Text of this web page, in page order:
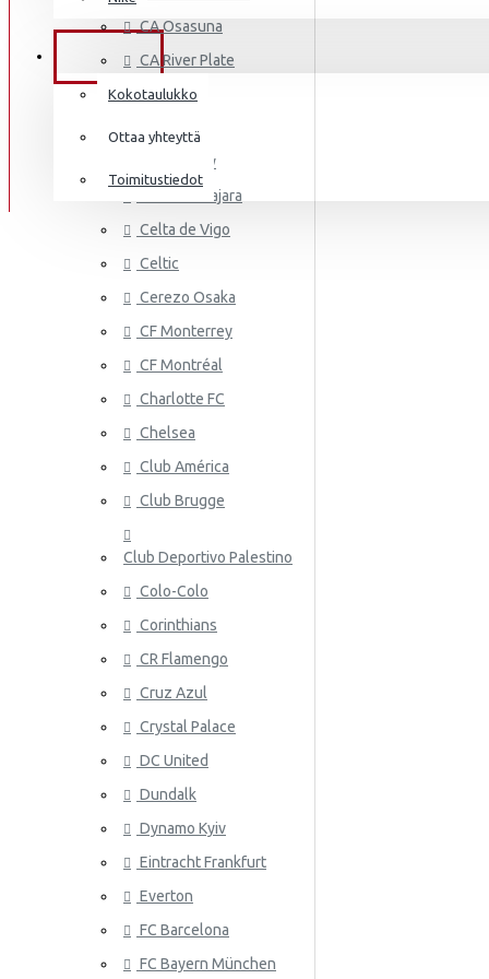
Italia
Mali
Meksiko
Marokko
Uusi-Seelanti
Nigeria
Panama
Portugali
Qatar
Venäjä
Saudi-Arabia
Senegal
Frenkie de Jong
Mbappé
Donnarumma
A.Becker
Haaland
TIEDOT
Kokotaulukko
Ottaa yhteyttä
Toimitustiedot
CA Osasuna
CA River Plate
Cádiz CF
Cagliari
Cardiff City
CD Guadalajara
Celta de Vigo
Celtic
Cerezo Osaka
CF Monterrey
CF Montréal
Charlotte FC
Chelsea
Club América
Club Brugge
Club Deportivo Palestino
Colo-Colo
Corinthians
CR Flamengo
Cruz Azul
Crystal Palace
DC United
Dundalk
Dynamo Kyiv
Eintracht Frankfurt
Everton
FC Barcelona
FC Bayern München